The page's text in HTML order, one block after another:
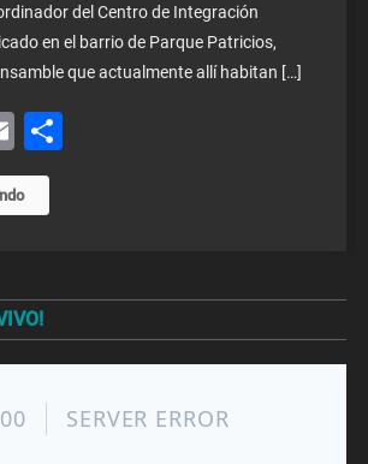
del Centro de Integración
en el barrio de Parque Patricios,
que actualmente allí habitan […]
EmailShare